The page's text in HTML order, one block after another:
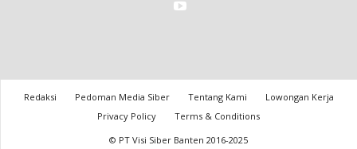
Redaksi Pedoman Media Siber Tentang Kami
Lowongan Kerja
Privacy Policy
Terms & Conditions
© PT Visi Siber Banten 2016-2025